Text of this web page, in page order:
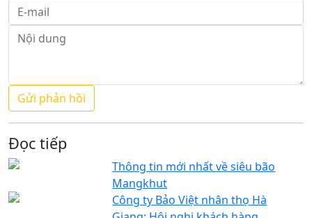
Đọc tiếp
Thông tin mới nhất về siêu bão
Mangkhut
Công ty Bảo Việt nhân thọ Hà